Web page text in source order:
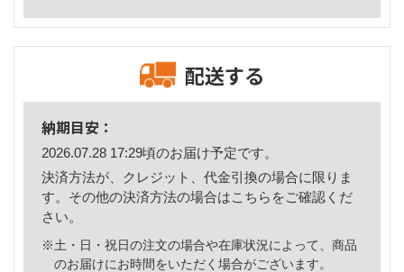
配送する
納期目安：
2026.07.28 17:29頃のお届け予定です。
決済方法が、クレジット、代金引換の場合に限りま
す。その他の決済方法の場合はこちら をご確認くだ
さい。
※土・日・祝日の注文の場合や在庫状況によって、商品
のお届けにお時間をいただく場合がございます。